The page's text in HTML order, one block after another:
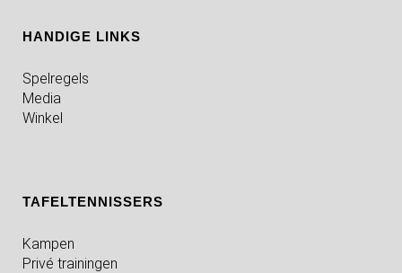
HANDIGE LINKS
Spelregels
Media
Winkel
TAFELTENNISSERS
Kampen
Privé trainingen